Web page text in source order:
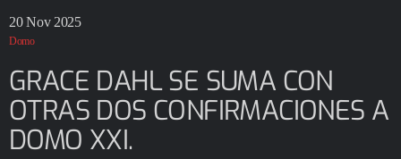
20 Nov 2025
Domo
GRACE DAHL SE SUMA CON
OTRAS DOS CONFIRMACIONES A
DOMO XXI.